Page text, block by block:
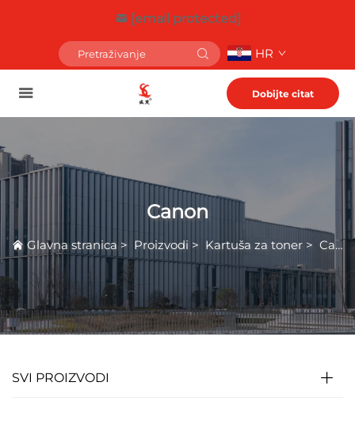
[email protected]
HR
Dobijte citat
Canon
Glavna stranica > Proizvodi > Kartuša za toner > Canon
SVI PROIZVODI